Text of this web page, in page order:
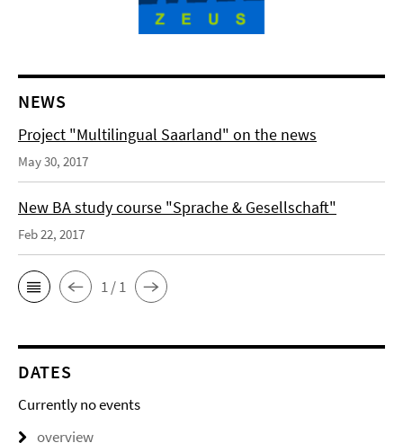
NEWS
Project "Multilingual Saarland" on the news
May 30, 2017
New BA study course "Sprache & Gesellschaft"
Feb 22, 2017
1 / 1
DATES
Currently no events
overview